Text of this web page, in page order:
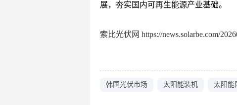
展，夯实国内可再生能源产业基础。
索比光伏网 https://news.solarbe.com/
韩国光伏市场 太阳能装机 太阳能